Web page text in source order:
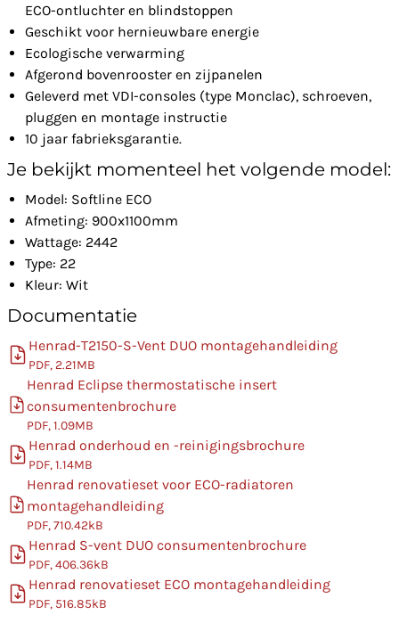
ECO-ontluchter en blindstoppen
Geschikt voor hernieuwbare energie
Ecologische verwarming
Afgerond bovenrooster en zijpanelen
Geleverd met VDI-consoles (type Monclac), schroeven,
pluggen en montage instructie
10 jaar fabrieksgarantie.
Je bekijkt momenteel het volgende model:
Model: Softline ECO
Afmeting: 900x1100mm
Wattage: 2442
Type: 22
Kleur: Wit
Documentatie
Henrad-T2150-S-Vent DUO montagehandleiding
PDF, 2.21MB
Henrad Eclipse thermostatische insert
consumentenbrochure
PDF, 1.09MB
Henrad onderhoud en -reinigingsbrochure
PDF, 1.14MB
Henrad renovatieset voor ECO-radiatoren
montagehandleiding
PDF, 710.42kB
Henrad S-vent DUO consumentenbrochure
PDF, 406.36kB
Henrad renovatieset ECO montagehandleiding
PDF, 516.85kB